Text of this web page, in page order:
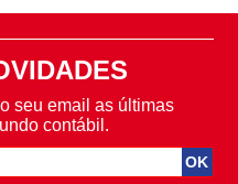
seu email as últimas
contábil.